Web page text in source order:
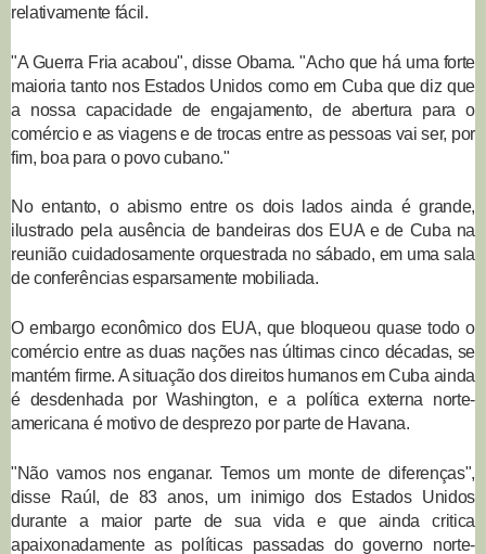
relativamente fácil.
"A Guerra Fria acabou", disse Obama. "Acho que há uma forte
maioria tanto nos Estados Unidos como em Cuba que diz que
a nossa capacidade de engajamento, de abertura para o
comércio e as viagens e de trocas entre as pessoas vai ser, por
fim, boa para o povo cubano."
No entanto, o abismo entre os dois lados ainda é grande,
ilustrado pela ausência de bandeiras dos EUA e de Cuba na
reunião cuidadosamente orquestrada no sábado, em uma sala
de conferências esparsamente mobiliada.
O embargo econômico dos EUA, que bloqueou quase todo o
comércio entre as duas nações nas últimas cinco décadas, se
mantém firme. A situação dos direitos humanos em Cuba ainda
é desdenhada por Washington, e a política externa norte-
americana é motivo de desprezo por parte de Havana.
"Não vamos nos enganar. Temos um monte de diferenças",
disse Raúl, de 83 anos, um inimigo dos Estados Unidos
durante a maior parte de sua vida e que ainda critica
apaixonadamente as políticas passadas do governo norte-